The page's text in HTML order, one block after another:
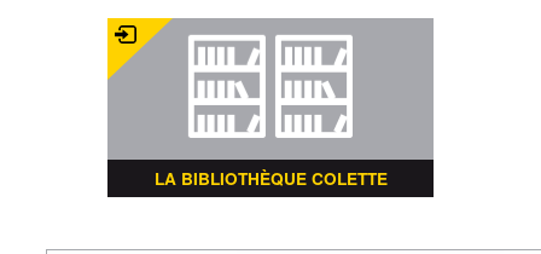
LA BIBLIOTHÈQUE COLETTE